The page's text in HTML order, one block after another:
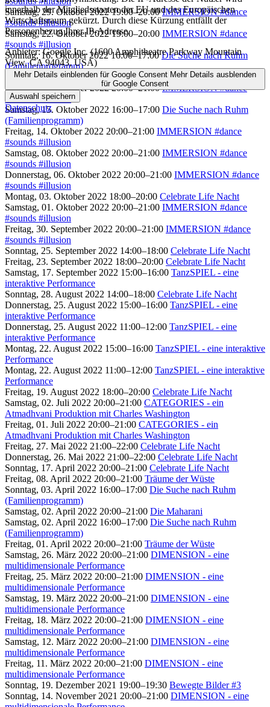
Samstag, 29. Oktober 2022 19:00–20:00 IMMERSION #dance
#sounds #illusion
Samstag, 22. Oktober 2022 19:00–20:00 IMMERSION #dance
#sounds #illusion
Sonntag, 16. Oktober 2022 16:00–17:00 Die Suche nach Ruhm
(Familienprogramm)
Sonntag, 16. Oktober 2022 14:00–18:00 Celebrate Life Nacht
Samstag, 15. Oktober 2022 20:00–21:00 IMMERSION #dance
#sounds #illusion
Samstag, 15. Oktober 2022 16:00–17:00 Die Suche nach Ruhm
(Familienprogramm)
Freitag, 14. Oktober 2022 20:00–21:00 IMMERSION #dance
#sounds #illusion
Samstag, 08. Oktober 2022 20:00–21:00 IMMERSION #dance
#sounds #illusion
Donnerstag, 06. Oktober 2022 20:00–21:00 IMMERSION #dance
#sounds #illusion
Montag, 03. Oktober 2022 18:00–20:00 Celebrate Life Nacht
Samstag, 01. Oktober 2022 20:00–21:00 IMMERSION #dance
#sounds #illusion
Freitag, 30. September 2022 20:00–21:00 IMMERSION #dance
#sounds #illusion
Sonntag, 25. September 2022 14:00–18:00 Celebrate Life Nacht
Freitag, 23. September 2022 18:00–20:00 Celebrate Life Nacht
Samstag, 17. September 2022 15:00–16:00 TanzSPIEL - eine
interaktive Performance
Sonntag, 28. August 2022 14:00–18:00 Celebrate Life Nacht
Donnerstag, 25. August 2022 15:00–16:00 TanzSPIEL - eine
interaktive Performance
Donnerstag, 25. August 2022 11:00–12:00 TanzSPIEL - eine
interaktive Performance
Montag, 22. August 2022 15:00–16:00 TanzSPIEL - eine interaktive
Performance
Montag, 22. August 2022 11:00–12:00 TanzSPIEL - eine interaktive
Performance
Freitag, 19. August 2022 18:00–20:00 Celebrate Life Nacht
Samstag, 02. Juli 2022 20:00–21:00 CATEGORIES - ein
Atmadhvani Produktion mit Charles Washington
Freitag, 01. Juli 2022 20:00–21:00 CATEGORIES - ein
Atmadhvani Produktion mit Charles Washington
Freitag, 27. Mai 2022 21:00–22:00 Celebrate Life Nacht
Donnerstag, 26. Mai 2022 21:00–22:00 Celebrate Life Nacht
Sonntag, 17. April 2022 20:00–21:00 Celebrate Life Nacht
Freitag, 08. April 2022 20:00–21:00 Träume der Wüste
Sonntag, 03. April 2022 16:00–17:00 Die Suche nach Ruhm
(Familienprogramm)
Samstag, 02. April 2022 20:00–21:00 Die Maharani
Samstag, 02. April 2022 16:00–17:00 Die Suche nach Ruhm
(Familienprogramm)
Freitag, 01. April 2022 20:00–21:00 Träume der Wüste
Samstag, 26. März 2022 20:00–21:00 DIMENSION - eine
multidimensionale Performance
Freitag, 25. März 2022 20:00–21:00 DIMENSION - eine
multidimensionale Performance
Samstag, 19. März 2022 20:00–21:00 DIMENSION - eine
multidimensionale Performance
Freitag, 18. März 2022 20:00–21:00 DIMENSION - eine
multidimensionale Performance
Samstag, 12. März 2022 20:00–21:00 DIMENSION - eine
multidimensionale Performance
Freitag, 11. März 2022 20:00–21:00 DIMENSION - eine
multidimensionale Performance
Sonntag, 19. Dezember 2021 19:00–19:30 Bewegte Bilder #3
Sonntag, 14. November 2021 20:00–21:00 DIMENSION - eine
innerhalb der Mitgliedsstaaten der EU und des Europäischen
Wirtschaftsraum gekürzt. Durch diese Kürzung entfällt der
Personenbezug Ihrer IP-Adresse.
Anbieter:Google Inc. (1600 Amphitheatre Parkway Mountain
View, CA 94043, USA)
Mehr Details einblenden für Google Consent Mehr Details ausblenden
für Google Consent
Auswahl speichern
Datenschutz